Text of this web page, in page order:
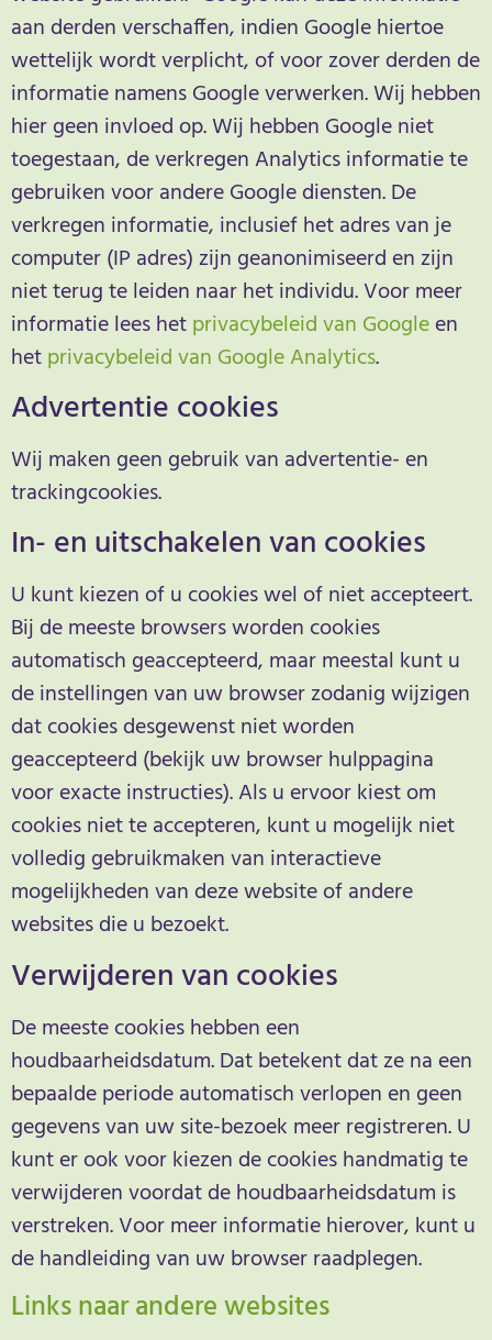
aan derden verschaffen, indien Google hiertoe
wettelijk wordt verplicht, of voor zover derden de
informatie namens Google verwerken. Wij hebben
hier geen invloed op. Wij hebben Google niet
toegestaan, de verkregen Analytics informatie te
gebruiken voor andere Google diensten. De
verkregen informatie, inclusief het adres van je
computer (IP adres) zijn geanonimiseerd en zijn
niet terug te leiden naar het individu. Voor meer
informatie lees hetprivacybeleid van Googleen
hetprivacybeleid van Google Analytics.
Advertentie cookies
Wij maken geen gebruik van advertentie- en
trackingcookies.
In- en uitschakelen van cookies
U kunt kiezen of u cookies wel of niet accepteert.
Bij de meeste browsers worden cookies
automatisch geaccepteerd, maar meestal kunt u
de instellingen van uw browser zodanig wijzigen
dat cookies desgewenst niet worden
geaccepteerd (bekijk uw browser hulppagina
voor exacte instructies). Als u ervoor kiest om
cookies niet te accepteren, kunt u mogelijk niet
volledig gebruikmaken van interactieve
mogelijkheden van deze website of andere
websites die u bezoekt.
Verwijderen van cookies
De meeste cookies hebben een
houdbaarheidsdatum. Dat betekent dat ze na een
bepaalde periode automatisch verlopen en geen
gegevens van uw site-bezoek meer registreren. U
kunt er ook voor kiezen de cookies handmatig te
verwijderen voordat de houdbaarheidsdatum is
verstreken. Voor meer informatie hierover, kunt u
de handleiding van uw browser raadplegen.
Links naar andere websites